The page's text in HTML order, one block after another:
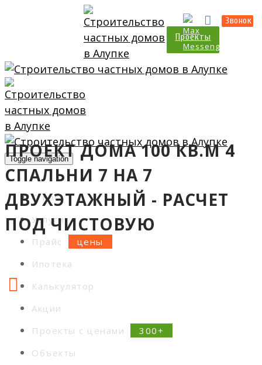
Проекты
Звонок
Toggle navigation
О нас
Услуги
Прайс
Ипотека
Калькулятор
Акции
Проекты с ценами
Объекты
ПРОЕКТ ДОМА 100 КВ.М 4
СПАЛЬНИ 7 НА 7
ДВУХЭТАЖНЫЙ - РАСЧЕТ
ПОД ЧИСТОВУЮ